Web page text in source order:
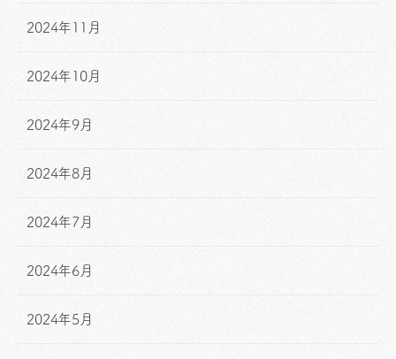
2024年11月
2024年10月
2024年9月
2024年8月
2024年7月
2024年6月
2024年5月